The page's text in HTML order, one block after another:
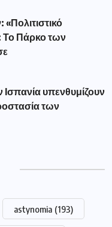
Το Πάρκο των
υπενθυμίζουν
των
astynomia (193)